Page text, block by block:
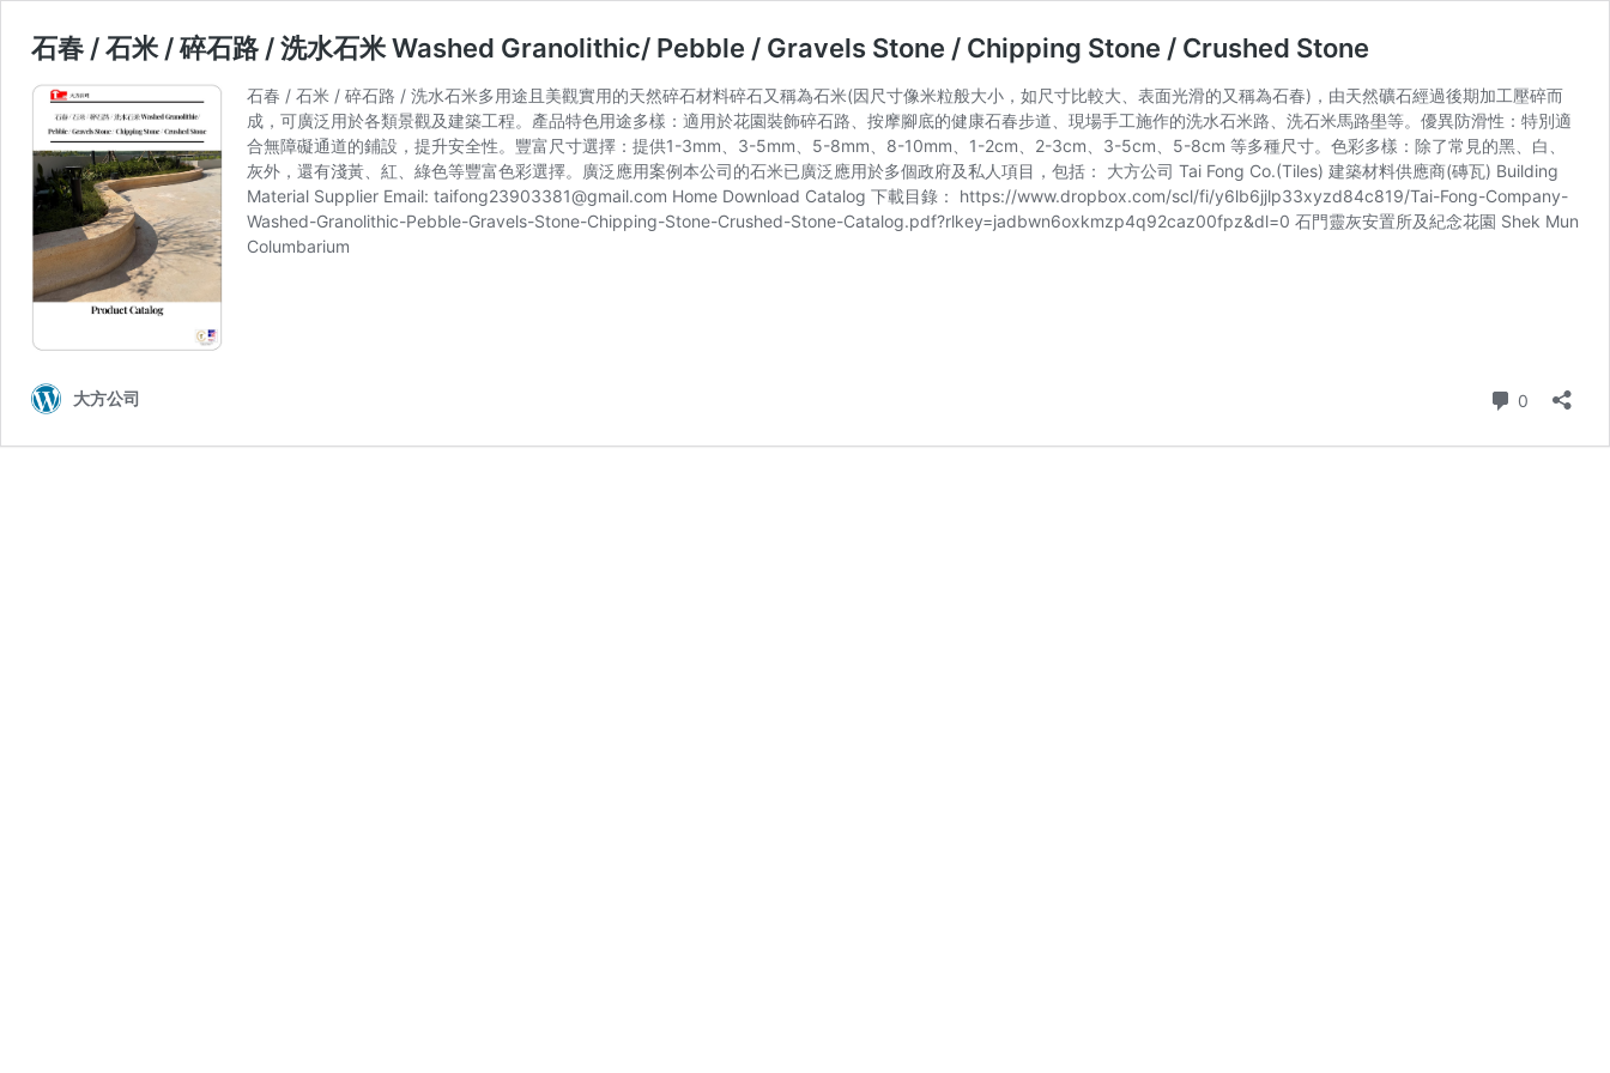
石春 / 石米 / 碎石路 / 洗水石米 Washed Granolithic/ Pebble / Gravels Stone / Chipping Stone / Crushed Stone
石春 / 石米 / 碎石路 / 洗水石米多用途且美觀實用的天然碎石材料碎石又稱為石米(因尺寸像米粒般大小，如尺寸比較大、表面光滑的又稱為石春)，由天然礦石經過後期加工壓碎而
成，可廣泛用於各類景觀及建築工程。產品特色用途多樣：適用於花園裝飾碎石路、按摩腳底的健康石春步道、現場手工施作的洗水石米路、洗石米馬路壆等。優異防滑性：特別適
合無障礙通道的鋪設，提升安全性。豐富尺寸選擇：提供1-3mm、3-5mm、5-8mm、8-10mm、1-2cm、2-3cm、3-5cm、5-8cm 等多種尺寸。色彩多樣：除了常見的黑、白、
灰外，還有淺黃、紅、綠色等豐富色彩選擇。廣泛應用案例本公司的石米已廣泛應用於多個政府及私人項目，包括： 大方公司 Tai Fong Co.(Tiles) 建築材料供應商(磚瓦) Building
Material Supplier Email: taifong23903381@gmail.com Home Download Catalog 下載目錄： https://www.dropbox.com/scl/fi/y6lb6jjlp33xyzd84c819/Tai-Fong-Company-
Washed-Granolithic-Pebble-Gravels-Stone-Chipping-Stone-Crushed-Stone-Catalog.pdf?rlkey=jadbwn6oxkmzp4q92caz00fpz&dl=0 石門靈灰安置所及紀念花園 Shek Mun
Columbarium
大方公司 0 Comments